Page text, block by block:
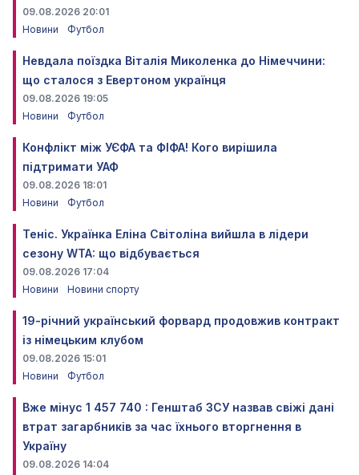
09.08.2026 20:01
Новини
Футбол
Невдала поїздка Віталія Миколенка до Німеччини:
що сталося з Евертоном українця
09.08.2026 19:05
Новини
Футбол
Конфлікт між УЄФА та ФІФА! Кого вирішила
підтримати УАФ
09.08.2026 18:01
Новини
Футбол
Теніс. Українка Еліна Світоліна вийшла в лідери
сезону WTA: що відбувається
09.08.2026 17:04
Новини
Новини спорту
19-річний український форвард продовжив контракт
із німецьким клубом
09.08.2026 15:01
Новини
Футбол
Вже мінус 1 457 740 : Генштаб ЗСУ назвав свіжі дані
втрат загарбників за час їхнього вторгнення в
Україну
09.08.2026 14:04